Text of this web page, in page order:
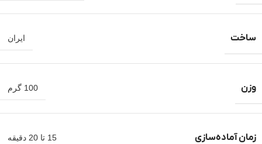
ساخت ایران
وزن 100 گرم
زمان آماده‌سازی 15 تا 20 دقیقه